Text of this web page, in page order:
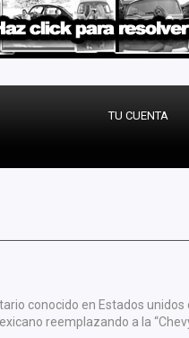
TU CUENTA
conocido en Estados
reemplazando a la